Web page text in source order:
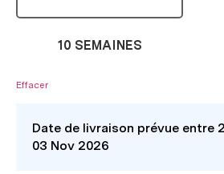
10 SEMAINES
Effacer
Date de livraison prévue entre
03 Nov 2026